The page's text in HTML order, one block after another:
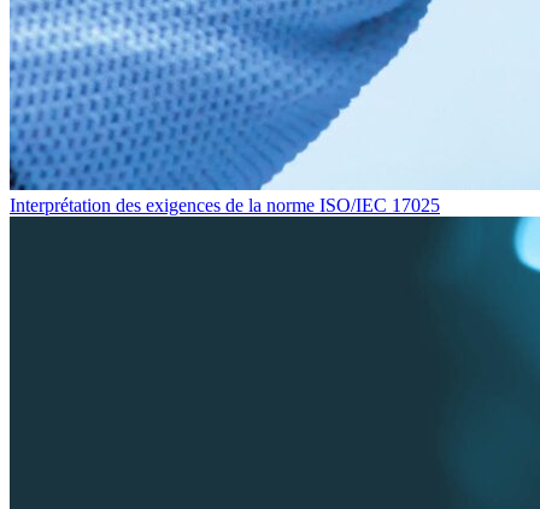
Interprétation des exigences de la norme ISO/IEC 17025